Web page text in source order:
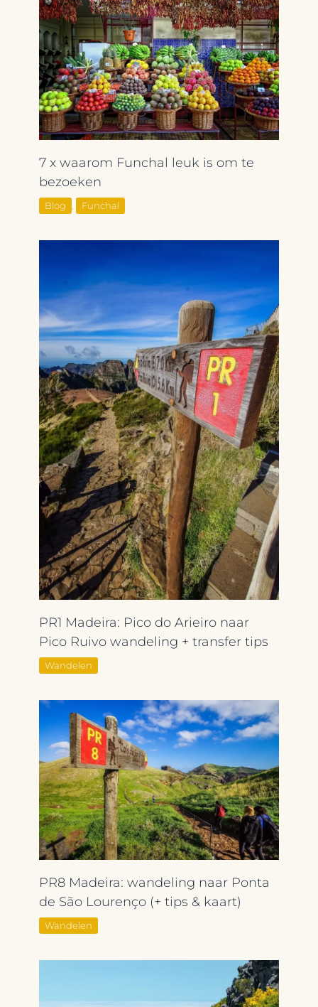
7 x waarom Funchal leuk is om te
bezoeken
Blog , Funchal
PR1 Madeira: Pico do Arieiro naar
Pico Ruivo wandeling + transfer tips
Wandelen
PR8 Madeira: wandeling naar Ponta
de São Lourenço (+ tips & kaart)
Wandelen